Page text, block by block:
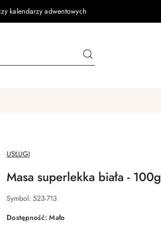
kalendarzy adwentowych
NAZWA
PRODUCENTA:
USŁUGI
Masa superlekka biała - 100g
Symbol: 523-713
Dostępność:Mało